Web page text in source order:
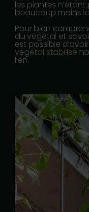
les plantes
beaucoup moins
Pour bien
du végétal et
est possible
végétal stabilisé
lien.